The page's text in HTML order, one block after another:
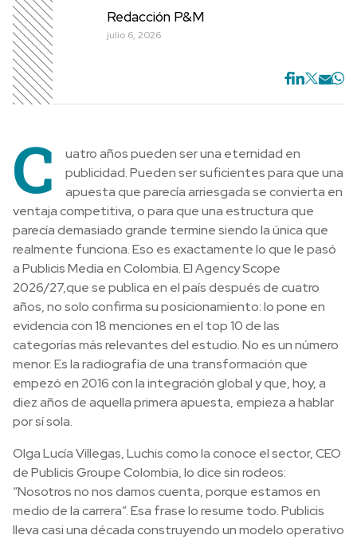
Redacción P&M
julio 6, 2026
C
uatro años pueden ser una eternidad en
publicidad. Pueden ser suficientes para que una
apuesta que parecía arriesgada se convierta en
ventaja competitiva, o para que una estructura que
parecía demasiado grande termine siendo la única que
realmente funciona. Eso es exactamente lo que le pasó
a Publicis Media en Colombia. El Agency Scope
2026/27,que se publica en el país después de cuatro
años, no solo confirma su posicionamiento: lo pone en
evidencia con 18 menciones en el top 10 de las
categorías más relevantes del estudio. No es un número
menor. Es la radiografía de una transformación que
empezó en 2016 con la integración global y que, hoy, a
diez años de aquella primera apuesta, empieza a hablar
por sí sola.
Olga Lucía Villegas, Luchis como la conoce el sector, CEO
de Publicis Groupe Colombia, lo dice sin rodeos:
“Nosotros no nos damos cuenta, porque estamos en
medio de la carrera”. Esa frase lo resume todo. Publicis
lleva casi una década construyendo un modelo operativo